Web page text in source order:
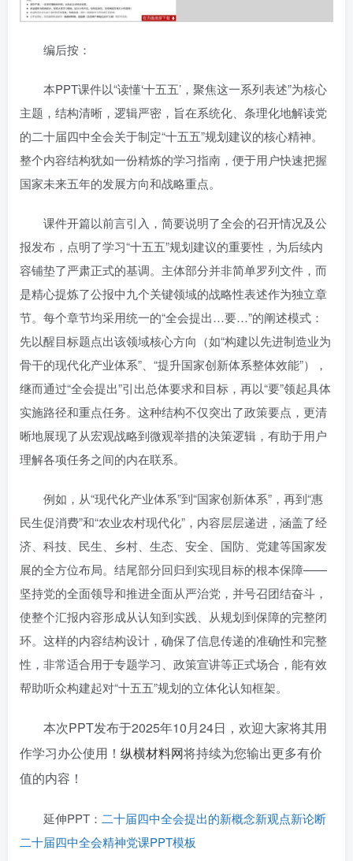
编后按：
本PPT课件以“读懂‘十五五’，聚焦这一系列表述”为核心
主题，结构清晰，逻辑严密，旨在系统化、条理化地解读党
的二十届四中全会关于制定“十五五”规划建议的核心精神。
整个内容结构犹如一份精炼的学习指南，便于用户快速把握
国家未来五年的发展方向和战略重点。
课件开篇以前言引入，简要说明了全会的召开情况及公
报发布，点明了学习“十五五”规划建议的重要性，为后续内
容铺垫了严肃正式的基调。主体部分并非简单罗列文件，而
是精心提炼了公报中九个关键领域的战略性表述作为独立章
节。每个章节均采用统一的“全会提出…要…”的阐述模式：
先以醒目标题点出该领域核心方向（如“构建以先进制造业为
骨干的现代化产业体系”、“提升国家创新体系整体效能”），
继而通过“全会提出”引出总体要求和目标，再以“要”领起具体
实施路径和重点任务。这种结构不仅突出了政策要点，更清
晰地展现了从宏观战略到微观举措的决策逻辑，有助于用户
理解各项任务之间的内在联系。
例如，从“现代化产业体系”到“国家创新体系”，再到“惠
民生促消费”和“农业农村现代化”，内容层层递进，涵盖了经
济、科技、民生、乡村、生态、安全、国防、党建等国家发
展的全方位布局。结尾部分回归到实现目标的根本保障——
坚持党的全面领导和推进全面从严治党，并号召团结奋斗，
使整个汇报内容形成从认知到实践、从规划到保障的完整闭
环。这样的内容结构设计，确保了信息传递的准确性和完整
性，非常适合用于专题学习、政策宣讲等正式场合，能有效
帮助听众构建起对“十五五”规划的立体化认知框架。
本次PPT发布于2025年10月24日，欢迎大家将其用
作学习办公使用！ 纵横材料网将持续为您输出更多有价
值的内容！
延伸PPT： 二十届四中全会提出的新概念新观点新论断
二十届四中全会精神党课PPT模板